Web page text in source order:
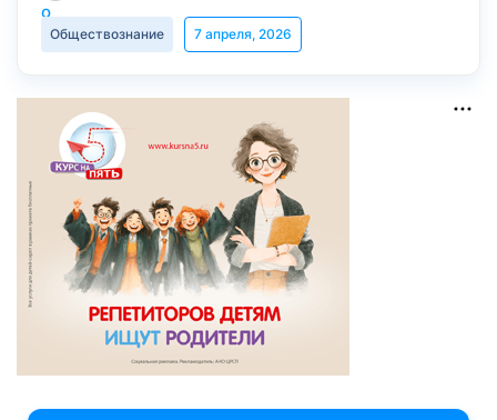
Обществознание 7 апреля, 2026